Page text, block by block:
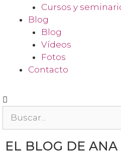
Cursos y
Blog
Blog
Vídeos
Fotos
Contacto
EL BLOG DE